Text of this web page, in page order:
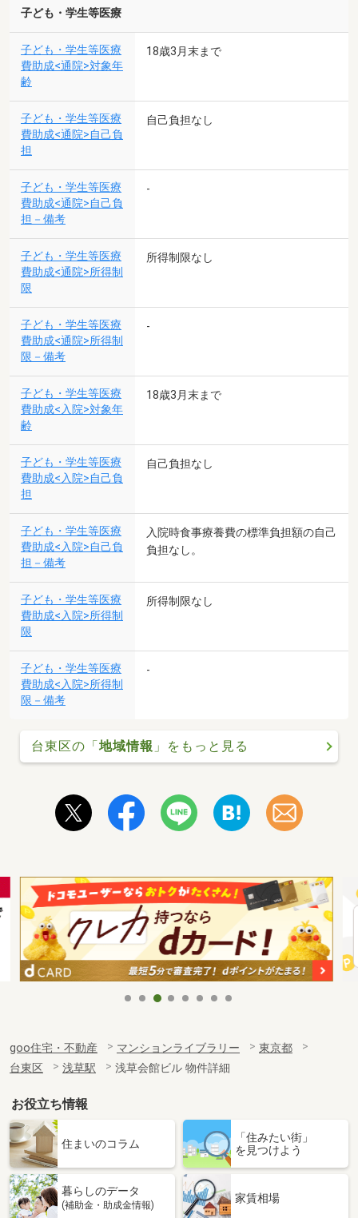
子ども・学生等医療
子ども・学生等医療
費助成<通院>対象年
齢
18歳3月末まで
子ども・学生等医療
費助成<通院>自己負
担
自己負担なし
子ども・学生等医療
費助成<通院>自己負
担－備考
-
子ども・学生等医療
費助成<通院>所得制
限
所得制限なし
子ども・学生等医療
費助成<通院>所得制
限－備考
-
子ども・学生等医療
費助成<入院>対象年
齢
18歳3月末まで
子ども・学生等医療
費助成<入院>自己負
担
自己負担なし
子ども・学生等医療
費助成<入院>自己負
担－備考
入院時食事療養費の標準負担額の自己
負担なし。
子ども・学生等医療
費助成<入院>所得制
限
所得制限なし
子ども・学生等医療
費助成<入院>所得制
限－備考
-
台東区の「地域情報 」をもっと見る
goo住宅・不動産 マンションライブラリー
東京都
台東区
浅草駅 浅草会館ビル 物件詳細
お役立ち情報
住まいのコラム
「住みたい街」
を見つけよう
暮らしのデータ
(補助金・助成金情報)
家賃相場